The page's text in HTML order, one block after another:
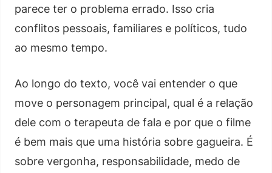
parece ter o problema errado. Isso cria
conflitos pessoais, familiares e políticos, tudo
ao mesmo tempo.
Ao longo do texto, você vai entender o que
move o personagem principal, qual é a relação
dele com o terapeuta de fala e por que o filme
é bem mais que uma história sobre gagueira. É
sobre vergonha, responsabilidade, medo de